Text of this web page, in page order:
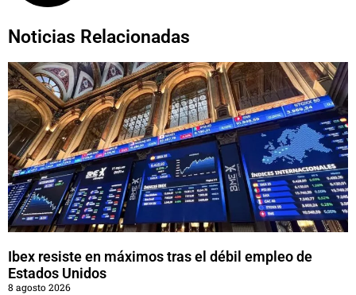
Noticias Relacionadas
Ibex resiste en máximos tras el débil empleo de
Estados Unidos
8 agosto 2026